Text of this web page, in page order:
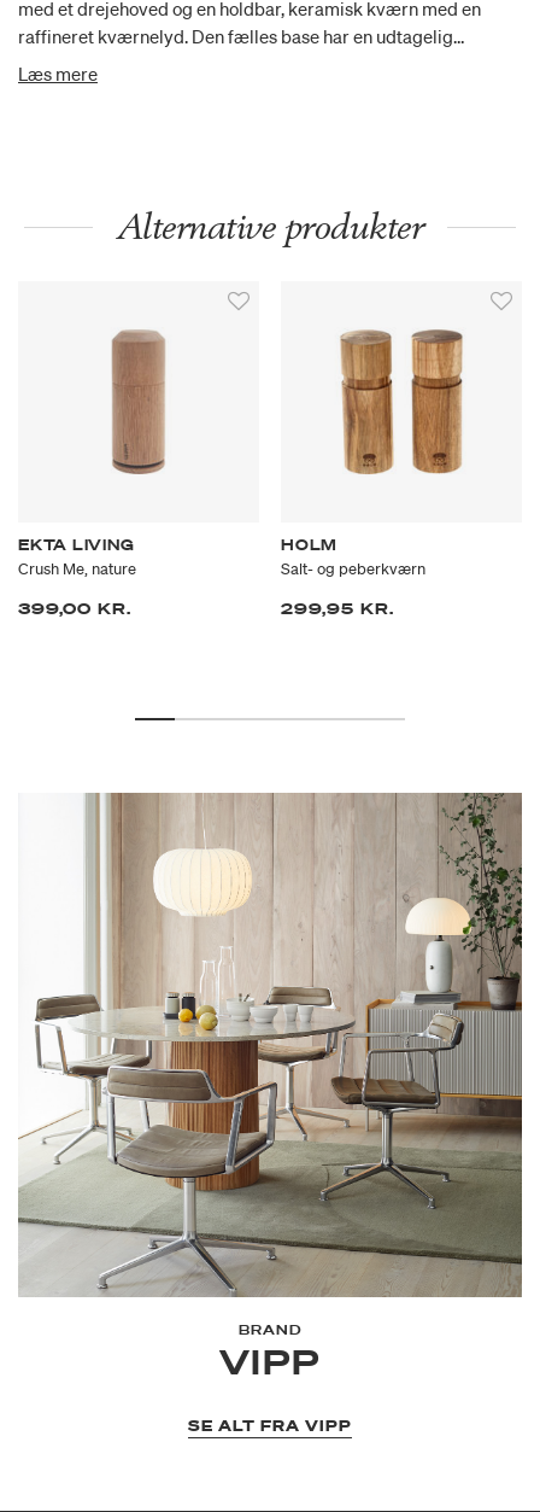
med et drejehoved og en holdbar, keramisk kværn med en
raffineret kværnelyd. Den fælles base har en udtagelig
indersektion.
Læs mere
Alternative produkter
EKTA LIVING
Crush Me, nature
399,00 KR.
HOLM
Salt- og peberkværn
299,95 KR.
BRAND
VIPP
SE ALT FRA VIPP